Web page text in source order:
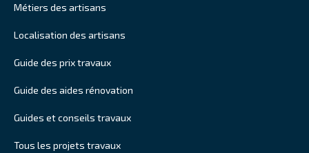
Métiers des artisans
Localisation des artisans
Guide des prix travaux
Guide des aides rénovation
Guides et conseils travaux
Tous les projets travaux